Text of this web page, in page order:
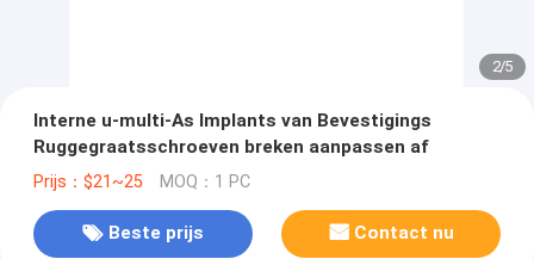
2/5
Interne u-multi-As Implants van Bevestigings
Ruggegraatsschroeven breken aanpassen af
Prijs：$21~25 MOQ：1 PC
Beste prijs Contact nu